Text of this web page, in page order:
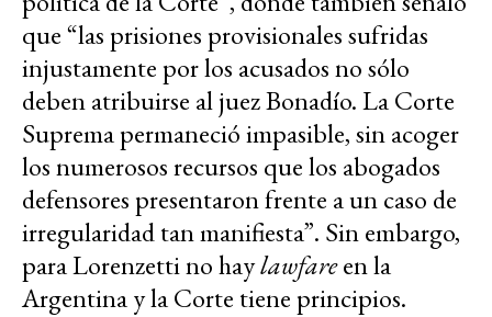
que “las prisiones provisionales sufridas
injustamente por los acusados no sólo
deben atribuirse al juez Bonadío. La Corte
Suprema permaneció impasible, sin acoger
los numerosos recursos que los abogados
defensores presentaron frente a un caso de
irregularidad tan manifiesta”. Sin embargo,
para Lorenzetti no haylawfareen la
Argentina y la Corte tiene principios.